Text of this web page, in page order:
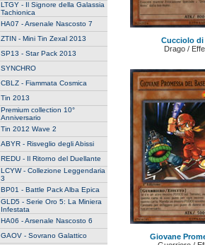
LTGY - Il Signore della Galassia
Tachionica
HA07 - Arsenale Nascosto 7
ZTIN - Mini Tin Zexal 2013
SP13 - Star Pack 2013
SYNCHRO
CBLZ - Fiammata Cosmica
Tin 2013
Premium collection 10°
Anniversario
Tin 2012 Wave 2
ABYR - Risveglio degli Abissi
REDU - Il Ritorno del Duellante
LCYW - Collezione Leggendaria
3
BP01 - Battle Pack Alba Epica
GLD5 - Serie Oro 5: La Miniera
Infestata
HA06 - Arsenale Nascosto 6
GAOV - Sovrano Galattico
Cucciolo
Drago /
Giovane